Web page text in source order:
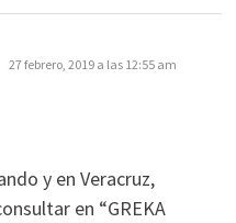
dice:
27 febrero, 2019 a las 12:55 am
y en Veracruz,
en “GREKA